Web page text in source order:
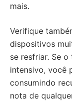
mais.
Verifique
dispositivos
se resfriar. Se
intensivo, você
consumindo
nota de